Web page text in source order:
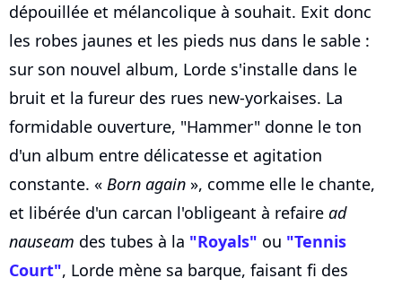
dépouillée et mélancolique à souhait. Exit donc
les robes jaunes et les pieds nus dans le sable :
sur son nouvel album, Lorde s'installe dans le
bruit et la fureur des rues new-yorkaises. La
formidable ouverture, "Hammer" donne le ton
d'un album entre délicatesse et agitation
constante. « Born again », comme elle le chante,
et libérée d'un carcan l'obligeant à refaire ad
nauseam des tubes à la "Royals" ou "Tennis
Court", Lorde mène sa barque, faisant fi des